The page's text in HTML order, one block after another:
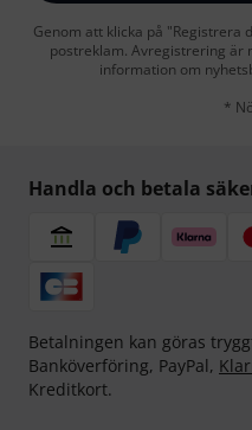
Genom att klicka på "Registrera
postreklam. Avregistrering är
information om
*
Handla och betala
Betalningen kan göras
Banköverföring, PayPal,
Kreditkort.